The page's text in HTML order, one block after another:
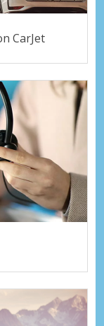
CarJet